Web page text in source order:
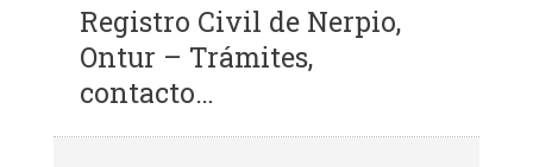
Registro Civil de Nerpio,
Ontur – Trámites,
contacto…